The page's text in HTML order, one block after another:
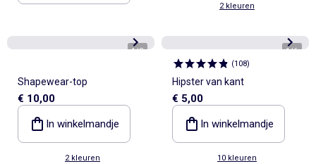
2 kleuren
1/3
Shapewear-top
€ 10,00
In winkelmandje
2 kleuren
1/6
(108)
Hipster van kant
€ 5,00
In winkelmandje
10 kleuren